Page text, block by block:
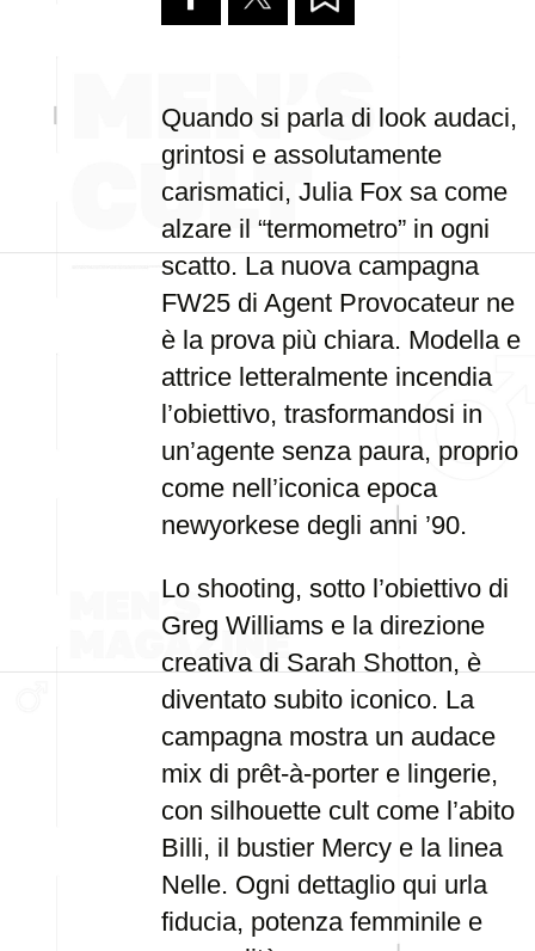
Quando si parla di look audaci,
grintosi e assolutamente
carismatici, Julia Fox sa come
alzare il “termometro” in ogni
scatto. La nuova campagna
FW25 di Agent Provocateur ne
è la prova più chiara. Modella e
attrice letteralmente incendia
l’obiettivo, trasformandosi in
un’agente senza paura, proprio
come nell’iconica epoca
newyorkese degli anni ’90.
Lo shooting, sotto l’obiettivo di
Greg Williams e la direzione
creativa di Sarah Shotton, è
diventato subito iconico. La
campagna mostra un audace
mix di prêt-à-porter e lingerie,
con silhouette cult come l’abito
Billi, il bustier Mercy e la linea
Nelle. Ogni dettaglio qui urla
fiducia, potenza femminile e